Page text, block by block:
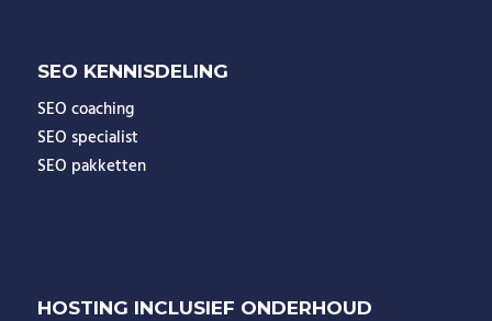
SEO KENNISDELING
SEO coaching
SEO specialist
SEO pakketten
HOSTING INCLUSIEF ONDERHOUD